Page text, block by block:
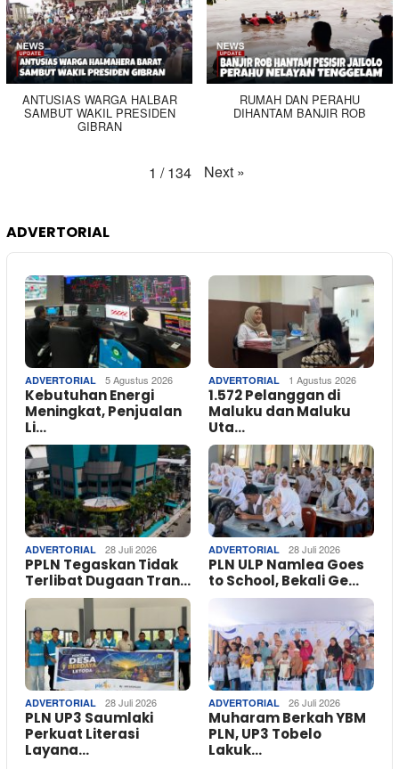
ANTUSIAS WARGA HALBAR
SAMBUT WAKIL PRESIDEN
GIBRAN
RUMAH DAN PERAHU
DIHANTAM BANJIR ROB
1 / 134 Next »
ADVERTORIAL
ADVERTORIAL 5 Agustus 2026
Kebutuhan Energi
Meningkat, Penjualan
Li…
ADVERTORIAL 1 Agustus 2026
1.572 Pelanggan di
Maluku dan Maluku
Uta…
ADVERTORIAL 28 Juli 2026
PPLN Tegaskan Tidak
Terlibat Dugaan Tran…
ADVERTORIAL 28 Juli 2026
PLN ULP Namlea Goes
to School, Bekali Ge…
ADVERTORIAL 28 Juli 2026
PLN UP3 Saumlaki
Perkuat Literasi
Layana…
ADVERTORIAL 26 Juli 2026
Muharam Berkah YBM
PLN, UP3 Tobelo
Lakuk…